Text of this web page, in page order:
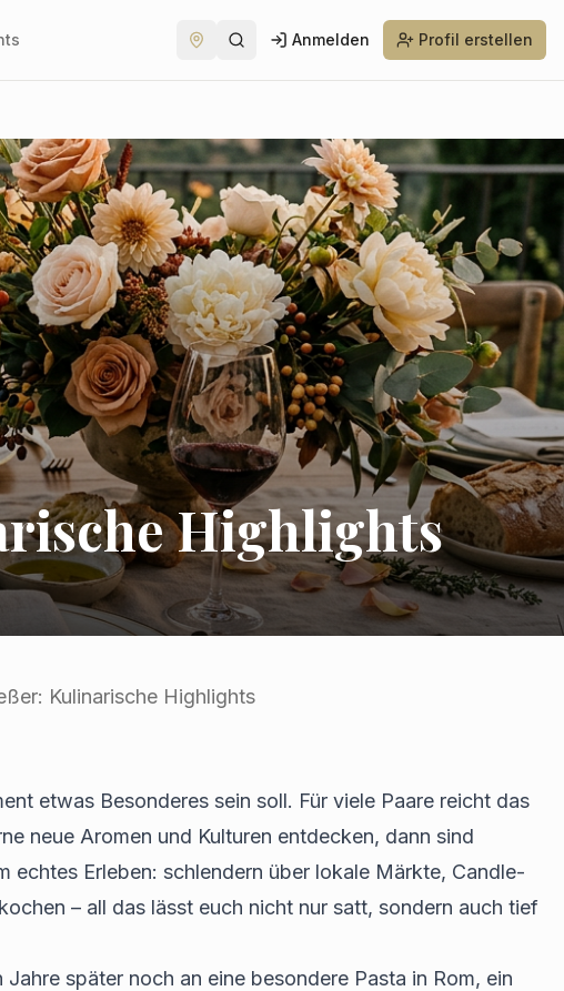
Anmelden Profil erstellen
Highlights
Kulinarische Highlights
etwas Besonderes sein soll. Für viele Paare reicht das
neue Aromen und Kulturen entdecken, dann sind
echtes Erleben: schlendern über lokale Märkte, Candle-
– all das lässt euch nicht nur satt, sondern auch tief
später noch an eine besondere Pasta in Rom, ein